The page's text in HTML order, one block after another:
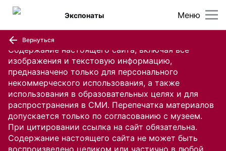
Содержание настоящего сайта, включая все
изображения и текстовую информацию,
предназначено только для персонального
некоммерческого использования, а также
использования в образовательных целях и для
распространения в СМИ. Перепечатка материалов
допускается только по согласованию с музеем.
При цитировании ссылка на сайт обязательна.
Содержание настоящего сайта не может быть
воспроизведено целиком или частично в любой
Меню
Экспонаты
Вернуться